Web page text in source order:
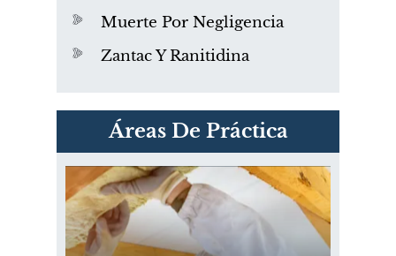
Muerte Por Negligencia
Zantac Y Ranitidina
Áreas De Práctica
PVC Cloruro de polivinilo
Exposición